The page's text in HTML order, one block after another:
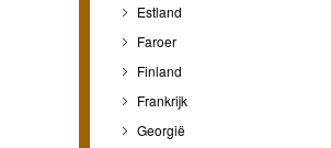
Estland
Faroer
Finland
Frankrijk
Georgië